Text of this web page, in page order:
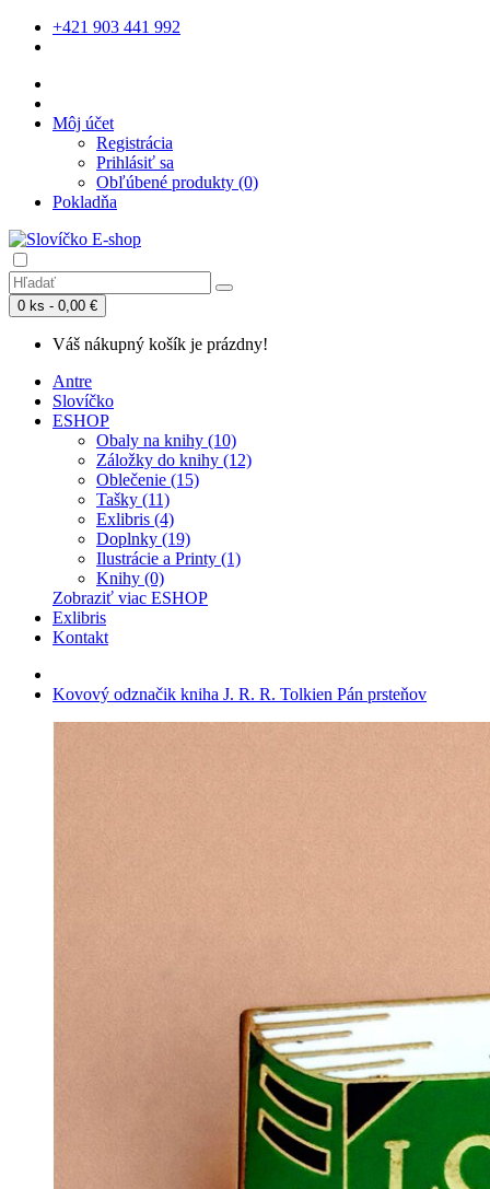
+421 903 441 992
Môj účet
Registrácia
Prihlásiť sa
Obľúbené produkty (0)
Pokladňa
0 ks - 0,00 €
Váš nákupný košík je prázdny!
Antre
Slovíčko
ESHOP
Obaly na knihy (10)
Záložky do knihy (12)
Oblečenie (15)
Tašky (11)
Exlibris (4)
Doplnky (19)
Ilustrácie a Printy (1)
Knihy (0)
Zobraziť viac ESHOP
Exlibris
Kontakt
Kovový odznačik kniha J. R. R. Tolkien Pán prsteňov